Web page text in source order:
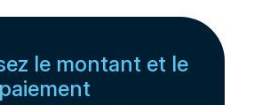
le montant et le